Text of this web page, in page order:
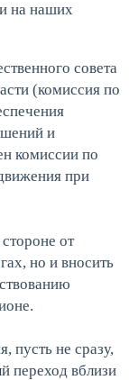
на наших
совета
(комиссия по
и
комиссии по
при
от
но и вносить
пусть не сразу,
переход вблизи